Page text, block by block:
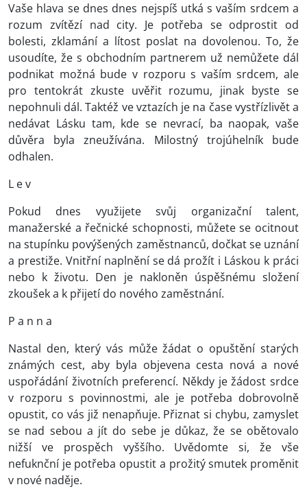
Vaše hlava se dnes dnes nejspíš utká s vaším srdcem a
rozum zvítězí nad city. Je potřeba se odprostit od
bolesti, zklamání a lítost poslat na dovolenou. To, že
usoudíte, že s obchodním partnerem už nemůžete dál
podnikat možná bude v rozporu s vaším srdcem, ale
pro tentokrát zkuste uvěřit rozumu, jinak byste se
nepohnuli dál. Taktéž ve vztazích je na čase vystřízlivět a
nedávat Lásku tam, kde se nevrací, ba naopak, vaše
důvěra byla zneužívána. Milostný trojúhelník bude
odhalen.
L e v
Pokud dnes využijete svůj organizační talent,
manažerské a řečnické schopnosti, můžete se ocitnout
na stupínku povýšených zaměstnanců, dočkat se uznání
a prestiže. Vnitřní naplnění se dá prožít i Láskou k práci
nebo k životu. Den je nakloněn úspěšnému složení
zkoušek a k přijetí do nového zaměstnání.
P a n n a
Nastal den, který vás může žádat o opuštění starých
známých cest, aby byla objevena cesta nová a nové
uspořádání životních preferencí. Někdy je žádost srdce
v rozporu s povinnostmi, ale je potřeba dobrovolně
opustit, co vás již nenapňuje. Přiznat si chybu, zamyslet
se nad sebou a jít do sebe je důkaz, že se obětovalo
nižší ve prospěch vyššího. Uvědomte si, že vše
nefuknční je potřeba opustit a prožitý smutek proměnit
v nové naděje.